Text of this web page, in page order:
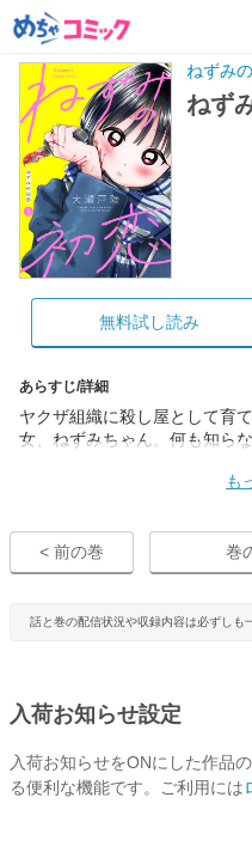
ねずみ
ねず
無料試し読み
あらすじ/詳細
ヤクザ組織に殺し屋として育
女、ねずみちゃん。何も知ら
も
< 前の巻 巻
話と巻の配信状況や収録内容は必ずしも
入荷お知らせ設定
入荷お知らせをONにした作品
る便利な機能です。ご利用には